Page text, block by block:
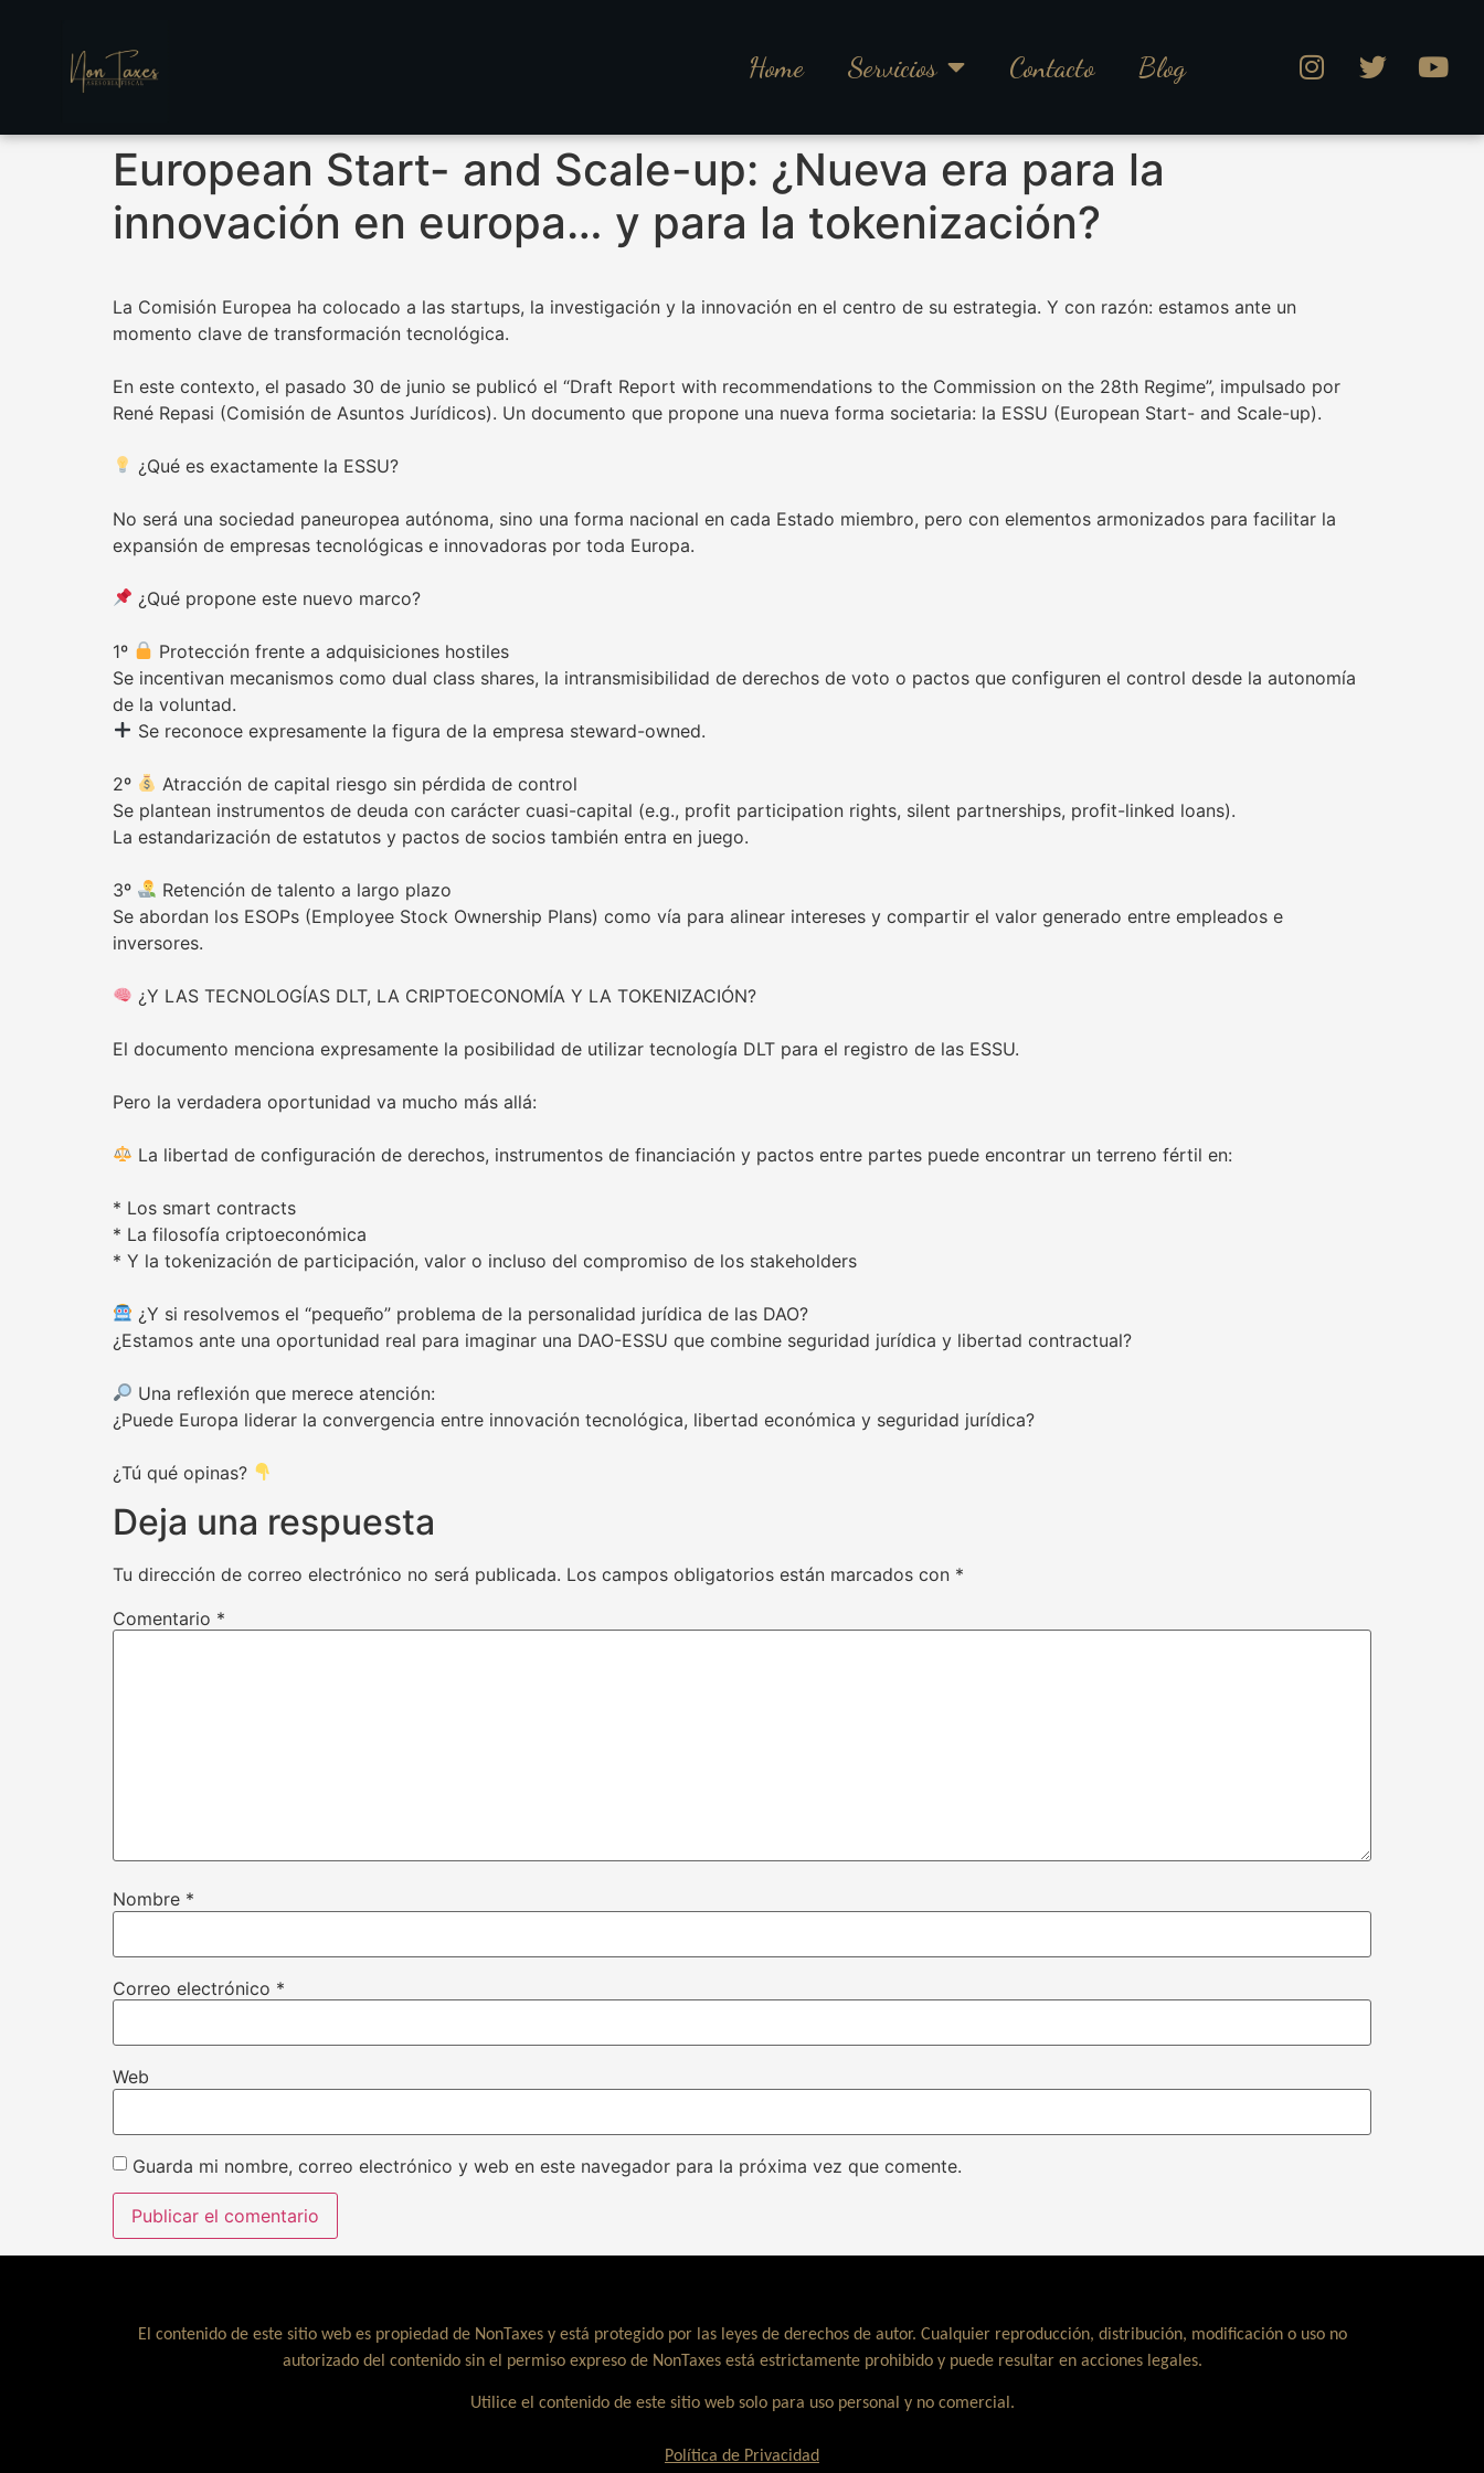
Home Servicios Contacto Blog
European Start- and Scale-up: ¿Nueva era para la
innovación en europa… y para la tokenización?
La Comisión Europea ha colocado a las startups, la investigación y la innovación en el centro de su estrategia. Y con razón: estamos ante un
momento clave de transformación tecnológica.
En este contexto, el pasado 30 de junio se publicó el “Draft Report with recommendations to the Commission on the 28th Regime”, impulsado por
René Repasi (Comisión de Asuntos Jurídicos). Un documento que propone una nueva forma societaria: la ESSU (European Start- and Scale-up).
¿Qué es exactamente la ESSU?
No será una sociedad paneuropea autónoma, sino una forma nacional en cada Estado miembro, pero con elementos armonizados para facilitar la
expansión de empresas tecnológicas e innovadoras por toda Europa.
¿Qué propone este nuevo marco?
1º
Protección frente a adquisiciones hostiles
Se incentivan mecanismos como dual class shares, la intransmisibilidad de derechos de voto o pactos que configuren el control desde la autonomía
de la voluntad.
Se reconoce expresamente la figura de la empresa steward-owned.
2º
Atracción de capital riesgo sin pérdida de control
Se plantean instrumentos de deuda con carácter cuasi-capital (e.g., profit participation rights, silent partnerships, profit-linked loans).
La estandarización de estatutos y pactos de socios también entra en juego.
3º
Retención de talento a largo plazo
Se abordan los ESOPs (Employee Stock Ownership Plans) como vía para alinear intereses y compartir el valor generado entre empleados e
inversores.
¿Y LAS TECNOLOGÍAS DLT, LA CRIPTOECONOMÍA Y LA TOKENIZACIÓN?
El documento menciona expresamente la posibilidad de utilizar tecnología DLT para el registro de las ESSU.
Pero la verdadera oportunidad va mucho más allá:
La libertad de configuración de derechos, instrumentos de financiación y pactos entre partes puede encontrar un terreno fértil en:
* Los smart contracts
* La filosofía criptoeconómica
* Y la tokenización de participación, valor o incluso del compromiso de los stakeholders
¿Y si resolvemos el “pequeño” problema de la personalidad jurídica de las DAO?
¿Estamos ante una oportunidad real para imaginar una DAO-ESSU que combine seguridad jurídica y libertad contractual?
Una reflexión que merece atención:
¿Puede Europa liderar la convergencia entre innovación tecnológica, libertad económica y seguridad jurídica?
¿Tú qué opinas?
Deja una respuesta
Tu dirección de correo electrónico no será publicada. Los campos obligatorios están marcados con *
Comentario *
Nombre *
Correo electrónico *
Web
Guarda mi nombre, correo electrónico y web en este navegador para la próxima vez que comente.
El contenido de este sitio web es propiedad de NonTaxes y está protegido por las leyes de derechos de autor. Cualquier reproducción, distribución, modificación o uso no
autorizado del contenido sin el permiso expreso de NonTaxes está estrictamente prohibido y puede resultar en acciones legales.
Utilice el contenido de este sitio web solo para uso personal y no comercial.
Política de Privacidad